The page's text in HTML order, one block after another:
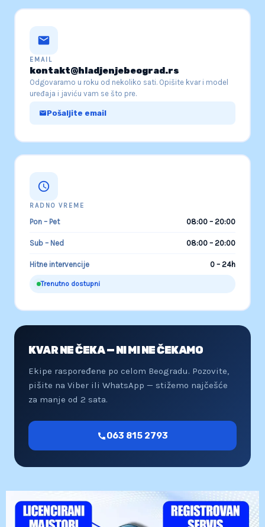
EMAIL
kontakt@hladjenjebeograd.rs
Odgovaramo u roku od nekoliko sati. Opišite kvar i model
uređaja i javiću vam se što pre.
Pošaljite email
RADNO VREME
Pon – Pet 08:00 – 20:00
Sub – Ned 08:00 – 20:00
Hitne intervencije 0 – 24h
Trenutno dostupni
KVAR NE ČEKA — NI MI NE ČEKAMO
Ekipe raspoređene po celom Beogradu. Pozovite,
pišite na Viber ili WhatsApp — stižemo najčešće
za manje od 2 sata.
063 815 2793